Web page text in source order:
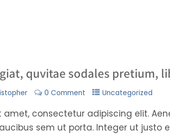
quvitae sodales pretium,
0 Comment Uncategorized
amet, consectetur adipiscing elit.
sem ut porta. Integer ut justo